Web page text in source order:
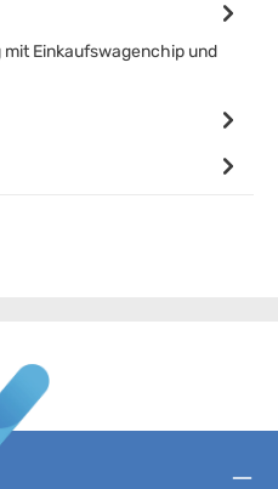
Einkaufswagenchip und